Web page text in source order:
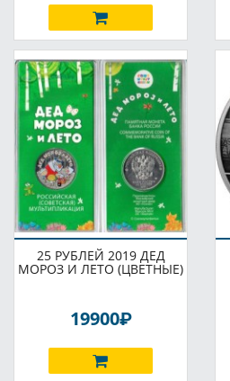
25 РУБЛЕЙ 2019 ДЕД
МОРОЗ И ЛЕТО (ЦВЕТНЫЕ)
19900P